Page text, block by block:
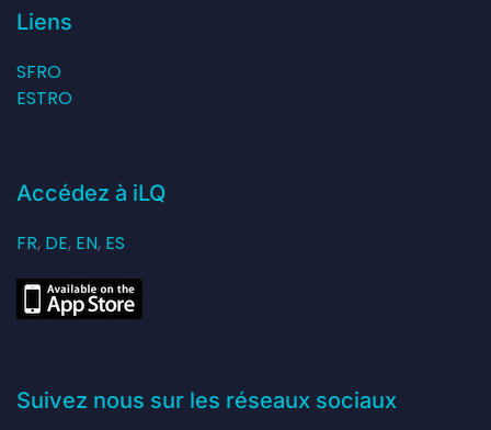
Liens
SFRO
ESTRO
Accédez à iLQ
FR, DE, EN, ES
Suivez nous sur les réseaux sociaux